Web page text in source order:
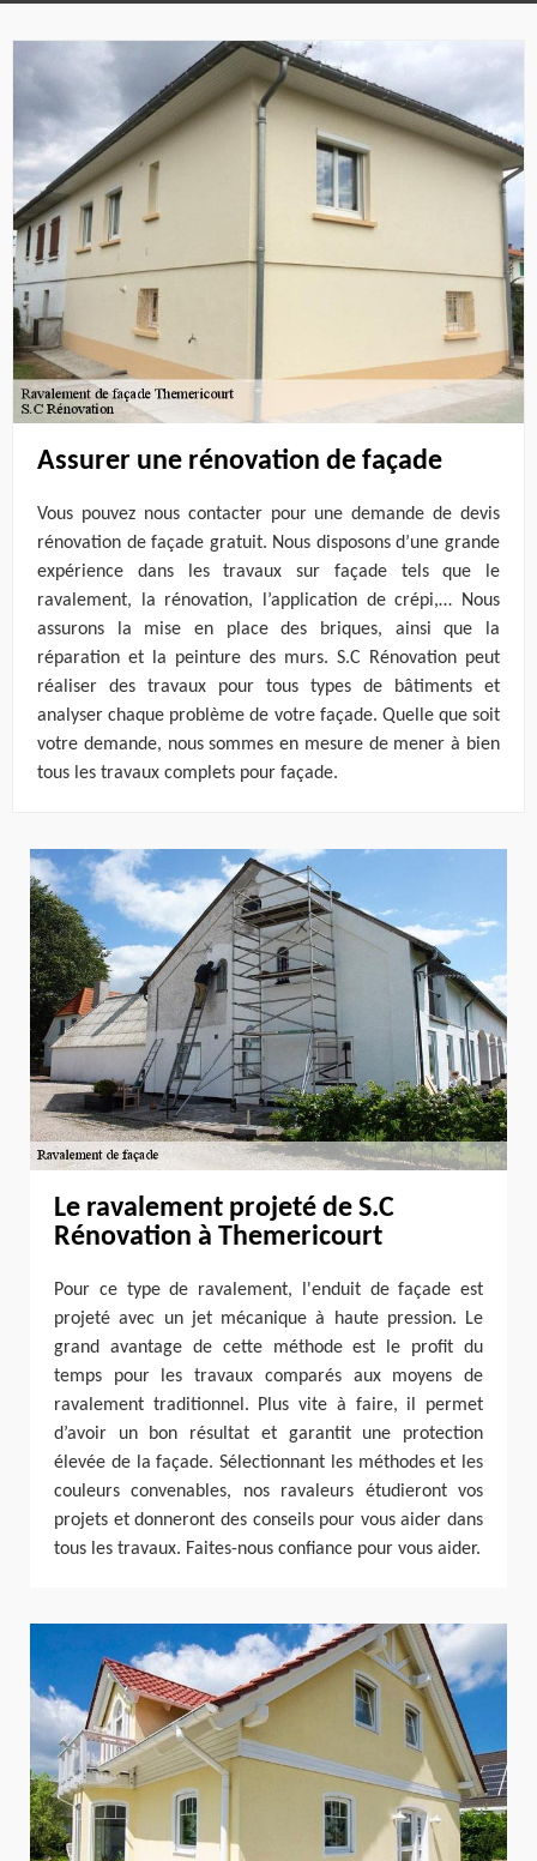
Assurer une rénovation de façade
Vous pouvez nous contacter pour une demande de devis
rénovation de façade gratuit. Nous disposons d’une grande
expérience dans les travaux sur façade tels que le
ravalement, la rénovation, l’application de crépi,… Nous
assurons la mise en place des briques, ainsi que la
réparation et la peinture des murs. S.C Rénovation peut
réaliser des travaux pour tous types de bâtiments et
analyser chaque problème de votre façade. Quelle que soit
votre demande, nous sommes en mesure de mener à bien
tous les travaux complets pour façade.
Le ravalement projeté de S.C
Rénovation à Themericourt
Pour ce type de ravalement, l'enduit de façade est
projeté avec un jet mécanique à haute pression. Le
grand avantage de cette méthode est le profit du
temps pour les travaux comparés aux moyens de
ravalement traditionnel. Plus vite à faire, il permet
d’avoir un bon résultat et garantit une protection
élevée de la façade. Sélectionnant les méthodes et les
couleurs convenables, nos ravaleurs étudieront vos
projets et donneront des conseils pour vous aider dans
tous les travaux. Faites-nous confiance pour vous aider.